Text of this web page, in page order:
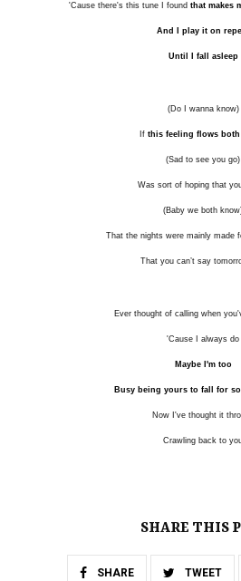
'Cause there's this tune I found that makes
And I play it on
Until I fall asleep
(Do I wanna know)
If this feeling flows both
(Sad to see you go)
Was sort of hoping that
(Baby we both
That the nights were mainly made
That you can’t say
Ever thought of calling when
'Cause I always do
Maybe I'm too
Busy being yours to fall for
Now I've thought it
Crawling back to
SHARE THIS
SHARE TWEET